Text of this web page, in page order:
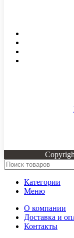
Категории
Меню
О компании
Доставка и
Контакты